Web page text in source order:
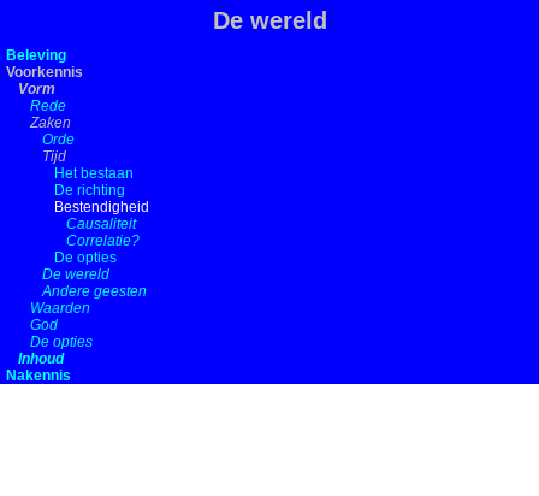
De wereld
Beleving
Voorkennis
Vorm
Rede
Zaken
Orde
Tijd
Het bestaan
De richting
Bestendigheid
Causaliteit
Correlatie?
De opties
De wereld
Andere geesten
Waarden
God
De opties
Inhoud
Nakennis